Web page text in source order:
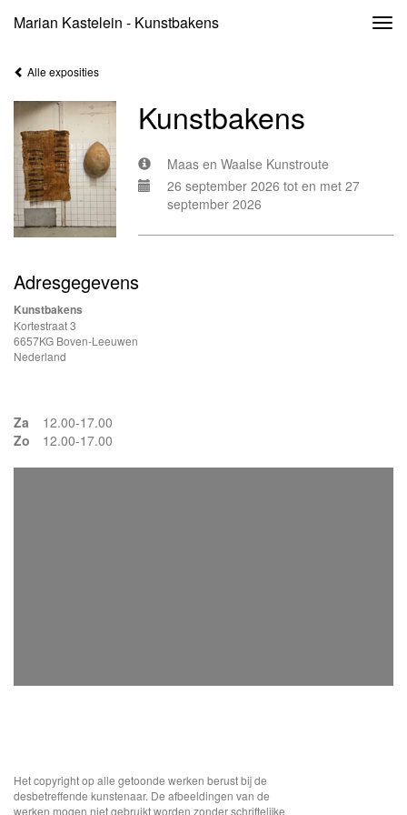
Marian Kastelein - Kunstbakens
Alle exposities
Kunstbakens
Maas en Waalse Kunstroute
26 september 2026 tot en met 27
september 2026
Adresgegevens
Kunstbakens
Kortestraat 3
6657KG Boven-Leeuwen
Nederland
Za
12.00-17.00
Zo
12.00-17.00
Het copyright op alle getoonde werken berust bij de
desbetreffende kunstenaar. De afbeeldingen van de
werken mogen niet gebruikt worden zonder schriftelijke